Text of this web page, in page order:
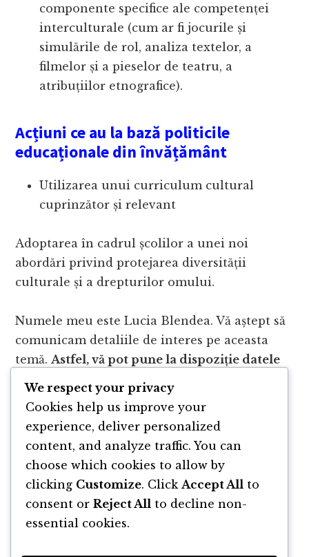
componente specifice ale competenței
interculturale (cum ar fi jocurile și
simulările de rol, analiza textelor, a
filmelor și a pieselor de teatru, a
atribuțiilor etnografice).
Acțiuni ce au la bază politicile
educaționale din învățământ
Utilizarea unui curriculum cultural
cuprinzător și relevant
Adoptarea în cadrul școlilor a unei noi
abordări privind protejarea diversității
culturale și a drepturilor omului.
Numele meu este Lucia Blendea. Vă aștept să
comunicam detaliile de interes pe aceasta
temă. Astfel, vă pot pune la dispoziție datele
AFLĂ MAI MULTE »
We respect your privacy
Cookies help us improve your
experience, deliver personalized
content, and analyze traffic. You can
choose which cookies to allow by
clicking Customize. Click Accept All to
consent or Reject All to decline non-
essential cookies.